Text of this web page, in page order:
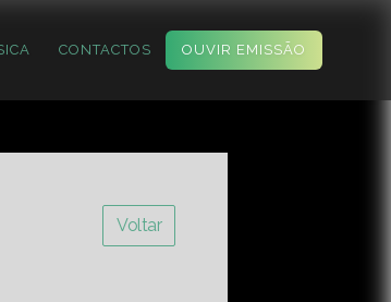
CONTACTOS OUVIR EMISSÃO
Voltar